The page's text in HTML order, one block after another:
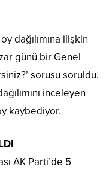
dağılımına ilişkin
günü bir Genel
sorusu soruldu.
inceleyen
kaybediyor.
AK Parti’de 5